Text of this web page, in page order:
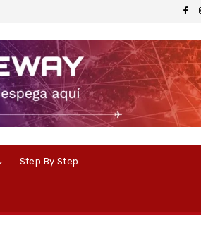
Step By Step